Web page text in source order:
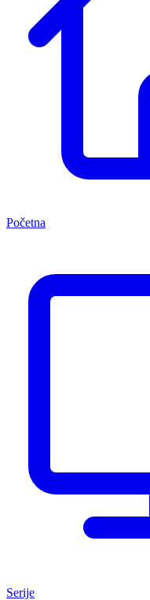
Početna
Serije